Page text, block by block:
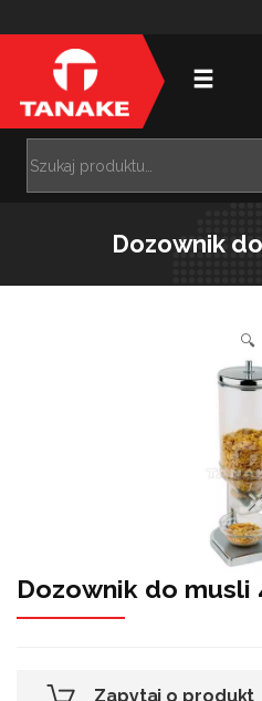
Dozownik
🔍
Dozownik do musli
Zapytaj o produkt